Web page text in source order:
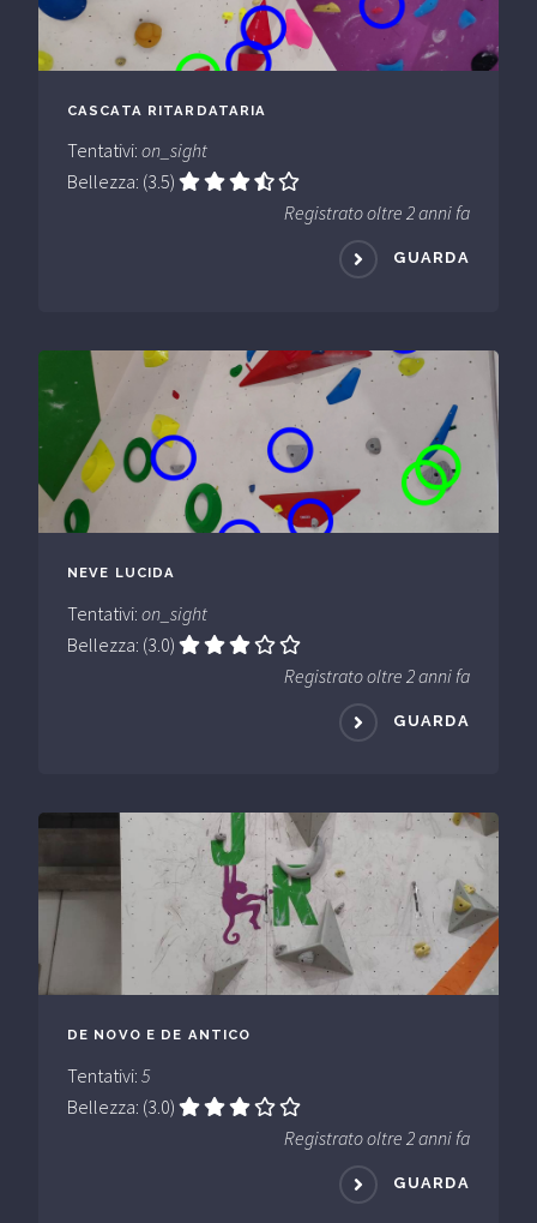
CASCATA RITARDATARIA
Tentativi: on_sight
Bellezza: (3.5)
Registrato oltre 2 anni fa
GUARDA
NEVE LUCIDA
Tentativi: on_sight
Bellezza: (3.0)
Registrato oltre 2 anni fa
GUARDA
DE NOVO E DE ANTICO
Tentativi: 5
Bellezza: (3.0)
Registrato oltre 2 anni fa
GUARDA